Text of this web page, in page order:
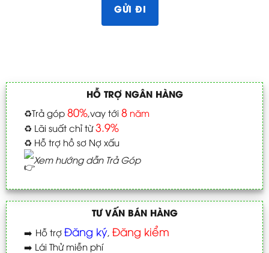
HỖ TRỢ NGÂN HÀNG
♻️Trả góp 80%,vay tới 8năm
♻️ Lãi suất chỉ từ3.9%
♻️ Hỗ trợ hồ sơ Nợ xấu
Xem hướng dẫn Trả Góp
TƯ VẤN BÁN HÀNG
➡️ Hỗ trợ Đăng ký, Đăng kiểm
➡️ Lái Thử miễn phí